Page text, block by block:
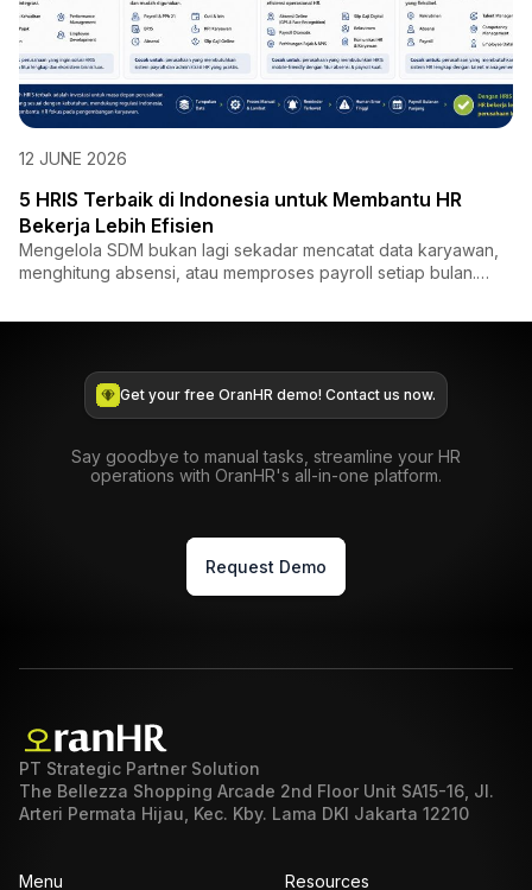
12 JUNE 2026
5 HRIS Terbaik di Indonesia untuk Membantu HR
Bekerja Lebih Efisien
Mengelola SDM bukan lagi sekadar mencatat data karyawan,
menghitung absensi, atau memproses payroll setiap bulan.
Get your free OranHR demo! Contact us now.
Say goodbye to manual tasks, streamline your HR
operations with OranHR's all-in-one platform.
Request Demo
PT Strategic Partner Solution
The Bellezza Shopping Arcade 2nd Floor Unit SA15-16, Jl.
Arteri Permata Hijau, Kec. Kby. Lama DKI Jakarta 12210
Menu Resources